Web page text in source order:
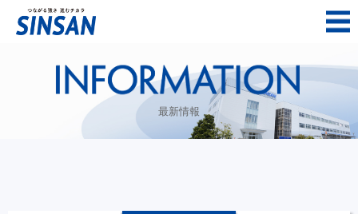
最新情報